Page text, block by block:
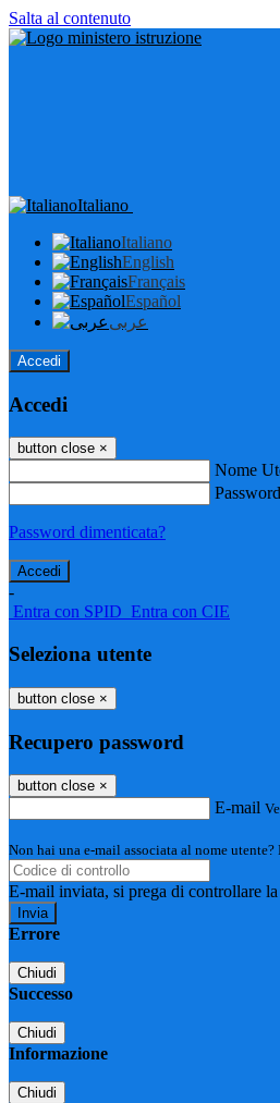
Salta al contenuto
Italiano
Italiano
English
Français
Español
عربى
Accedi
Accedi
button close ×
Nome
Password
Password dimenticata?
-
Entra con SPID Entra con CIE
Seleziona utente
button close ×
Recupero password
button close ×
E-mail
Non hai una e-mail associata al nome
E-mail inviata, si prega di controllare
Errore
Chiudi
Successo
Chiudi
Informazione
Chiudi